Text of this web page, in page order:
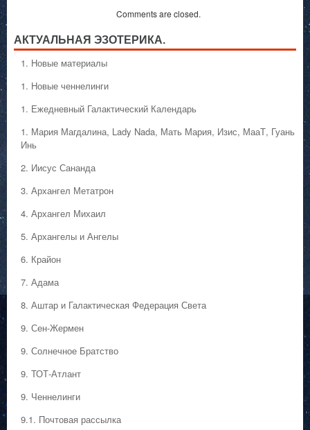
Comments are closed.
АКТУАЛЬНАЯ ЭЗОТЕРИКА.
1. Hовые материалы
1. Hовые ченнелинги
1. Ежедневный Галактический Календарь
1. Мария Магдалина, Lady Nada, Мать Мария, Изис, МааТ, Гуань
Инь
2. Иисус Сананда
3. Архангел Метатрон
4. Архангел Михаил
5. Архангелы и Ангелы
6. Крайон
7. Адама
8. Аштар и Галактическая Федерация Света
9. Сен-Жермен
9. Солнечное Братство
9. ТОТ-Атлант
9. Ченнелинги
9.1. Почтовая рассылка